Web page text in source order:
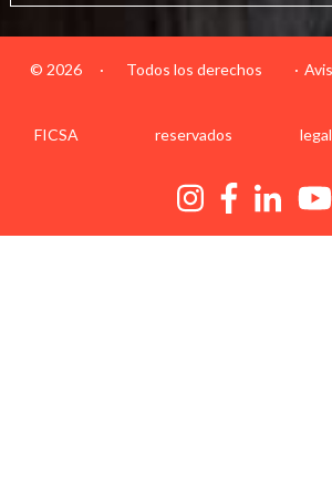
© 2026
FICSA
· Todos los derechos
reservados legal